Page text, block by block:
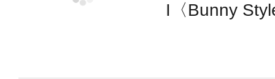
I〈Bunny